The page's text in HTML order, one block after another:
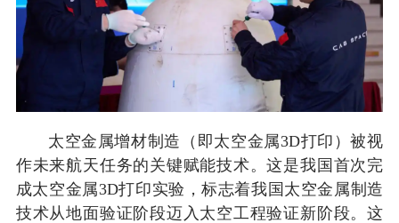
太空金属增材制造（即太空金属3D打印）被视
作未来航天任务的关键赋能技术。这是我国首次完
成太空金属3D打印实验，标志着我国太空金属制造
技术从地面验证阶段迈入太空工程验证新阶段。这